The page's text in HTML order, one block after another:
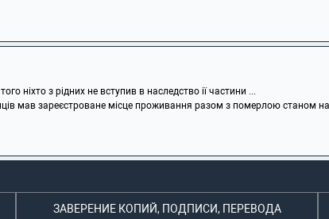
ніхто з рідних не вступив в наследство ії частини ...
мав зареєстроване місце проживання разом з померлою станом
ЗАВЕРЕНИЕ КОПИЙ, ПОДПИСИ, ПЕРЕВОДА